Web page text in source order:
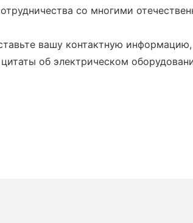
со многими
вашу контактную
об электрическом